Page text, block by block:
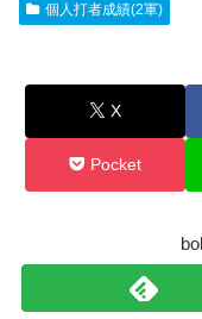
個人打者成績(2軍)
X
Pocket